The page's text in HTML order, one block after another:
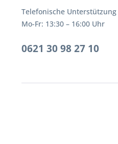
Telefonische
Mo-Fr: 13:30 – 16:00 Uhr
0621 30 98 27 10